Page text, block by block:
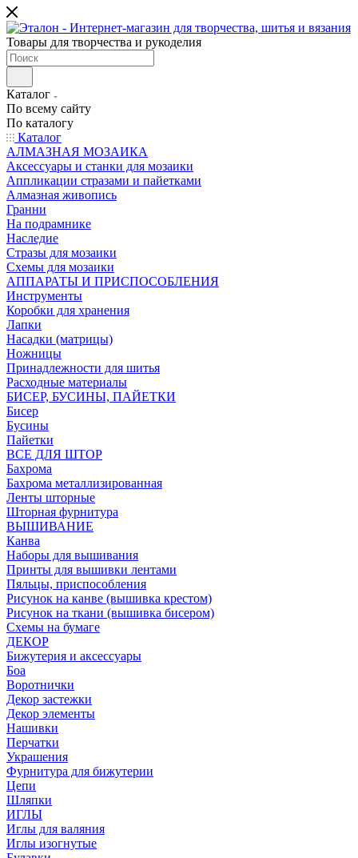
Товары для творчества и рукоделия
Каталог
По всему сайту
По каталогу
Каталог
АЛМАЗНАЯ МОЗАИКА
Аксессуары и станки для мозаики
Аппликации стразами и пайетками
Алмазная живопись
Гранни
На подрамнике
Наследие
Стразы для мозаики
Схемы для мозаики
АППАРАТЫ И ПРИСПОСОБЛЕНИЯ
Инструменты
Коробки для хранения
Лапки
Насадки (матрицы)
Ножницы
Принадлежности для шитья
Расходные материалы
БИСЕР, БУСИНЫ, ПАЙЕТКИ
Бисер
Бусины
Пайетки
ВСЕ ДЛЯ ШТОР
Бахрома
Бахрома металлизированная
Ленты шторные
Шторная фурнитура
ВЫШИВАНИЕ
Канва
Наборы для вышивания
Принты для вышивки лентами
Пяльцы, приспособления
Рисунок на канве (вышивка крестом)
Рисунок на ткани (вышивка бисером)
Схемы на бумаге
ДЕКОР
Бижутерия и аксессуары
Боа
Воротнички
Декор застежки
Декор элементы
Нашивки
Перчатки
Украшения
Фурнитура для бижутерии
Цепи
Шляпки
ИГЛЫ
Иглы для валяния
Иглы изогнутые